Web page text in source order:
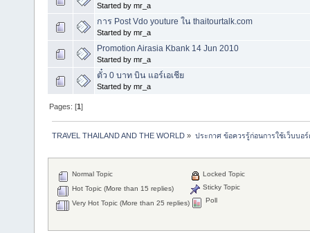
Started by mr_a
การ Post Vdo youture ใน thaitourtalk.com
Started by mr_a
Promotion Airasia Kbank 14 Jun 2010
Started by mr_a
ตั๋ว 0 บาท บิน แอร์เอเชีย
Started by mr_a
Pages: [1]
TRAVEL THAILAND AND THE WORLD » ประกาศ ข้อควรรู้ก่อนการใช้เว็บบอร์
Normal Topic
Hot Topic (More than 15 replies)
Very Hot Topic (More than 25 replies)
Locked Topic
Sticky Topic
Poll